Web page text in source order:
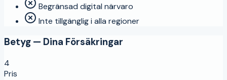
Begränsad digital närvaro
Inte tillgänglig i alla regioner
Betyg — Dina Försäkringar
4
Pris